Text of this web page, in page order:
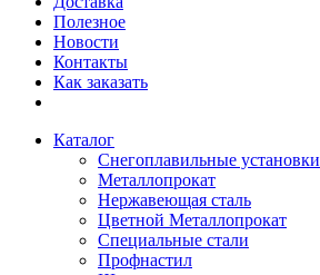
Полезное
Новости
Контакты
Как заказать
Каталог
Снегоплавильные установки
Металлопрокат
Нержавеющая сталь
Цветной Металлопрокат
Специальные стали
Профнастил